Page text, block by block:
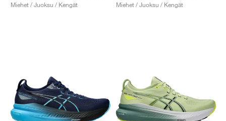
Miehet / Juoksu / Kengät
Miehet / Juoksu / Kengät